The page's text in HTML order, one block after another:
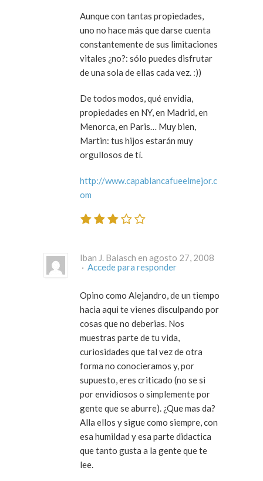
Aunque con tantas propiedades,
uno no hace más que darse cuenta
constantemente de sus limitaciones
vitales ¿no?: sólo puedes disfrutar
de una sola de ellas cada vez. :))
De todos modos, qué envidia,
propiedades en NY, en Madrid, en
Menorca, en Paris… Muy bien,
Martin: tus hijos estarán muy
orgullosos de tí.
http://www.capablancafueelmejor.c
om
Iban J. Balasch en agosto 27, 2008
· Accede para responder
Opino como Alejandro, de un tiempo
hacia aqui te vienes disculpando por
cosas que no deberias. Nos
muestras parte de tu vida,
curiosidades que tal vez de otra
forma no conocieramos y, por
supuesto, eres criticado (no se si
por envidiosos o simplemente por
gente que se aburre). ¿Que mas da?
Alla ellos y sigue como siempre, con
esa humildad y esa parte didactica
que tanto gusta a la gente que te
lee.